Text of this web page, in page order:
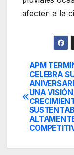
afecten a la
de
APM
CELEBRA
UNA VISIÓN